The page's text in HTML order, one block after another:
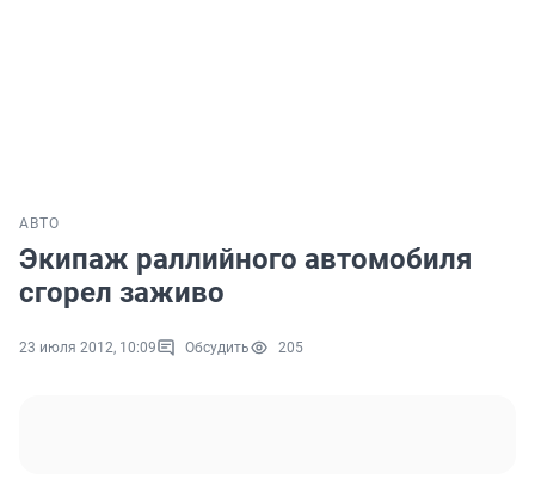
АВТО
Экипаж раллийного автомобиля
сгорел заживо
23 июля 2012, 10:09 Обсудить 205